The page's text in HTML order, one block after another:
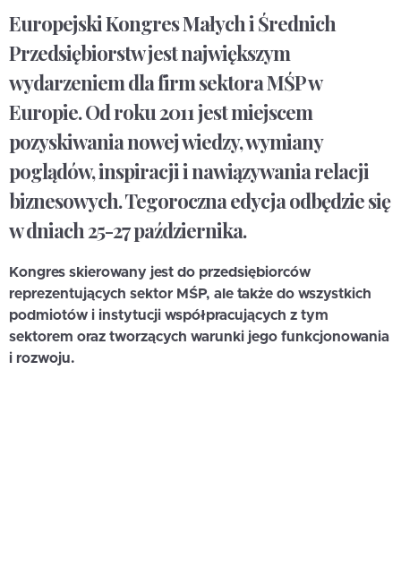
Europejski Kongres Małych i Średnich
Przedsiębiorstw jest największym
wydarzeniem dla firm sektora MŚP w
Europie. Od roku 2011 jest miejscem
pozyskiwania nowej wiedzy, wymiany
poglądów, inspiracji i nawiązywania relacji
biznesowych. Tegoroczna edycja odbędzie się
w dniach 25-27 października.
Kongres skierowany jest do przedsiębiorców
reprezentujących sektor MŚP, ale także do wszystkich
podmiotów i instytucji współpracujących z tym
sektorem oraz tworzących warunki jego funkcjonowania
i rozwoju.